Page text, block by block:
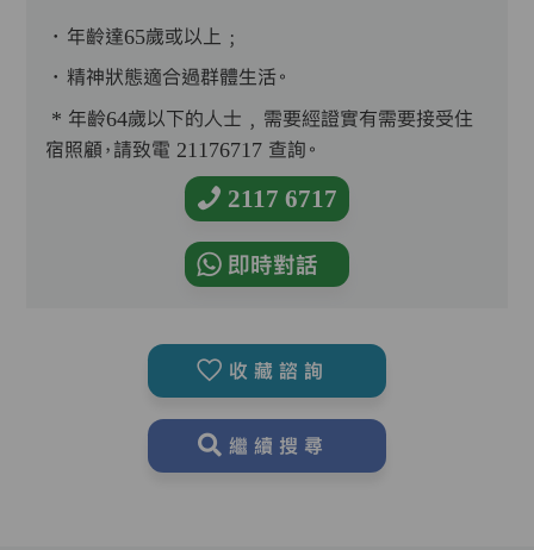
．年齡達65歲或以上﹔
．精神狀態適合過群體生活。
* 年齡64歲以下的人士﹐需要經證實有需要接受住
宿照顧，請致電 21176717 查詢。
2117 6717
即時對話
收藏諮詢
繼續搜尋